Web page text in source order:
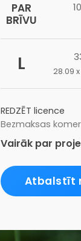
PAR
BRĪVU
L 28.09
REDZĒT licence
Bezmaksas
Vairāk par
Atbalstīt